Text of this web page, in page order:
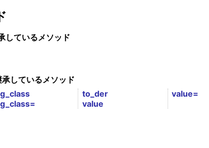
ているメソッド
しているメソッド
to_der
value
value=